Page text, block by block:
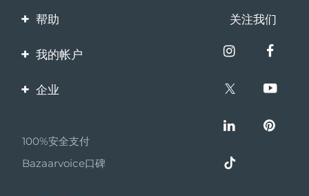
帮助
联系我们
保修与退换货
关注我们
我的帐户
产品注册
企业
伙伴计划
联盟新闻
100%安全支付
Bazaarvoice口碑